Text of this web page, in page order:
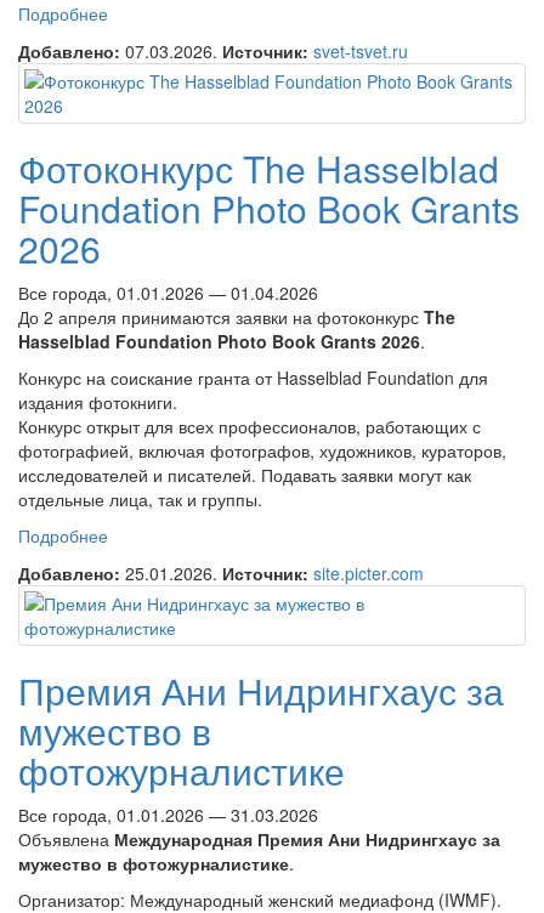
Подробнее
Добавлено: 07.03.2026. Источник: svet-tsvet.ru
Фотоконкурс The Hasselblad
Foundation Photo Book Grants
2026
Все города, 01.01.2026 — 01.04.2026
До 2 апреля принимаются заявки на фотоконкурс The
Hasselblad Foundation Photo Book Grants 2026.
Конкурс на соискание гранта от Hasselblad Foundation для
издания фотокниги.
Конкурс открыт для всех профессионалов, работающих с
фотографией, включая фотографов, художников, кураторов,
исследователей и писателей. Подавать заявки могут как
отдельные лица, так и группы.
Подробнее
Добавлено: 25.01.2026. Источник: site.picter.com
Премия Ани Нидрингхаус за
мужество в
фотожурналистике
Все города, 01.01.2026 — 31.03.2026
Объявлена Международная Премия Ани Нидрингхаус за
мужество в фотожурналистике.
Организатор: Международный женский медиафонд (IWMF).